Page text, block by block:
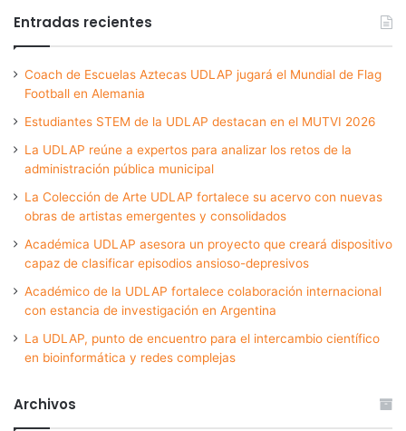
Entradas recientes
Coach de Escuelas Aztecas UDLAP jugará el Mundial de Flag
Football en Alemania
Estudiantes STEM de la UDLAP destacan en el MUTVI 2026
La UDLAP reúne a expertos para analizar los retos de la
administración pública municipal
La Colección de Arte UDLAP fortalece su acervo con nuevas
obras de artistas emergentes y consolidados
Académica UDLAP asesora un proyecto que creará dispositivo
capaz de clasificar episodios ansioso-depresivos
Académico de la UDLAP fortalece colaboración internacional
con estancia de investigación en Argentina
La UDLAP, punto de encuentro para el intercambio científico
en bioinformática y redes complejas
Archivos